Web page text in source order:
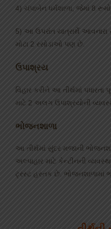
4) ચંપાબેન ધર્મશાળા, જેમાં 8
5) આ ઉપરાંત યાત્રાર્થે આવનારા
મોટા 2 રસોડાઓ પણ છે.
ઉપાશ્રય
વિહાર કરીને આ તીર્થમાં
માટે 2 અલગ ઉપાશ્રયોની
ભોજનશાળા
આ તીર્થમાં સુંદર મજાની
અલ્પાહાર માટે કેન્ટીનની
ટ્રસ્ટ હસ્તક છે. ભોજનશાળામાં